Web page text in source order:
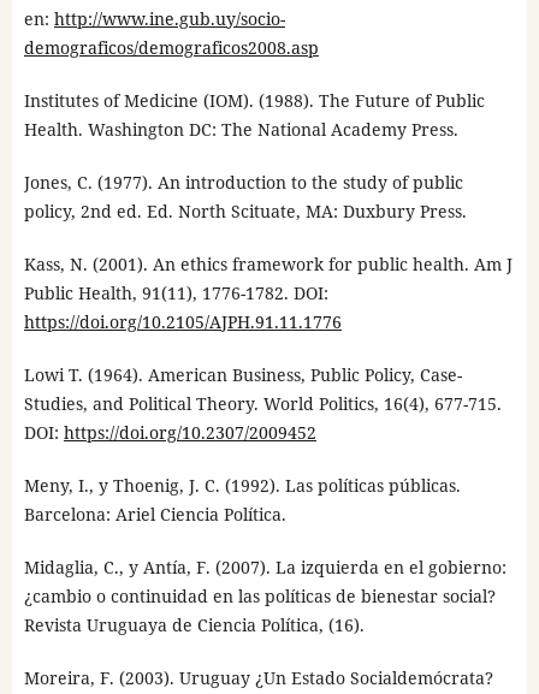
en: http://www.ine.gub.uy/socio-
demograficos/demograficos2008.asp
Institutes of Medicine (IOM). (1988). The Future of Public
Health. Washington DC: The National Academy Press.
Jones, C. (1977). An introduction to the study of public
policy, 2nd ed. Ed. North Scituate, MA: Duxbury Press.
Kass, N. (2001). An ethics framework for public health. Am J
Public Health, 91(11), 1776-1782. DOI:
https://doi.org/10.2105/AJPH.91.11.1776
Lowi T. (1964). American Business, Public Policy, Case-
Studies, and Political Theory. World Politics, 16(4), 677-715.
DOI: https://doi.org/10.2307/2009452
Meny, I., y Thoenig, J. C. (1992). Las políticas públicas.
Barcelona: Ariel Ciencia Política.
Midaglia, C., y Antía, F. (2007). La izquierda en el gobierno:
¿cambio o continuidad en las políticas de bienestar social?
Revista Uruguaya de Ciencia Política, (16).
Moreira, F. (2003). Uruguay ¿Un Estado Socialdemócrata?